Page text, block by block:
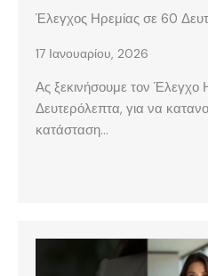
Έλεγχος Ηρεμίας σε 60
17 Ιανουαρίου, 2026
Ας ξεκινήσουμε τον Έλεγχο
Δευτερόλεπτα, για να
κατάσταση…